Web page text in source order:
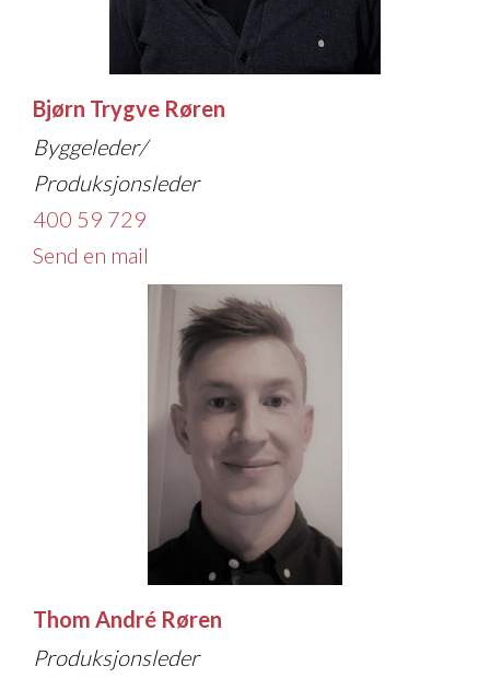
Bjørn Trygve Røren
Byggeleder/
Produksjonsleder
400 59 729
Send en mail
Thom André Røren
Produksjonsleder